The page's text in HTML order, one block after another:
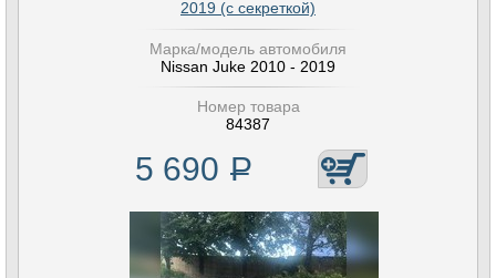
2019 (с секреткой)
Марка/модель автомобиля
Nissan Juke 2010 - 2019
Номер товара
84387
5 690 Р